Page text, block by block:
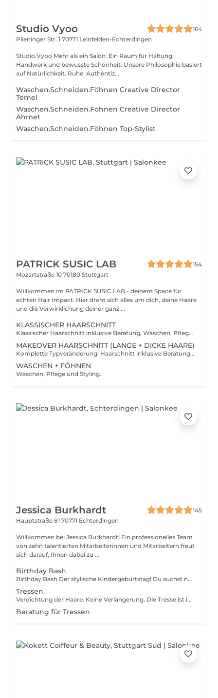
Studio Vyoo
164
Plieninger Str. 1 70771 Leinfelden-Echterdingen
Studio.Vyoo Mehr als ein Salon. Ein Raum für Haltung,
Handwerk und bewusste Schönheit. Unsere Philosophie basiert
auf Natürlichkeit. Ruhe. Authentiz...
Waschen.Schneiden.Föhnen Creative Director
Temel
Waschen.Schneiden.Föhnen Creative Director
Ahmet
Waschen.Schneiden.Föhnen Top-Stylist
PATRICK SUSIC LAB
154
Mozartstraße 10 70180 Stuttgart
Willkommen im PATRICK SUSIC LAB - deinem Space für
echten Hair Impact. Hier dreht sich alles um dich, deine Haare
und die Verwirklichung deiner ganz ...
KLASSISCHER HAARSCHNITT
Klassischer Haarschnitt inklusive Beratung, Waschen, Pflege und Styling.
MAKEOVER HAARSCHNITT (LANGE + DICKE HAARE)
Komplette Typveränderung: Haarschnitt inklusive Beratung, Waschen, Pflege und Styling. Du planst eine komplette Veränderung? Möchtest du von langen auf kurze Haare gehen? Hast du sehr lange Haare? Oder hast du besonders viele oder dicke Haare? Dann buche bitte mich!
WASCHEN + FÖHNEN
Waschen, Pflege und Styling.
Jessica Burkhardt
145
Hauptstraße 81 70771 Echterdingen
Willkommen bei Jessica Burkhardt! Ein professionelles Team
von zehn talentierten Mitarbeiterinnen und Mitarbeitern freut
sich darauf, Ihnen dabei zu ...
Birthday Bash
Birthday Bash Der stylische Kindergeburtstag! Du suchst nach einer besonderen Idee für den nächsten Kindergeburtstag? Bei unserem Birthday Bash feiern Kinder bis 12 Jahre einen unvergesslichen Geburtstag 2 Stunden voller Spaß, Style & Glitzer! Für das Geburtstagskind und 5 Ihrer besten Freunde Hair-Style-Time Die Kinder können sich die Haare stylen lassen ob lockig oder glatt (keine Haarschnitte, oder Blowouts. Kinder kommen mit gewaschenen Haare ). Beauty & Glitzer Nägel lackieren Coole Glitzer-Tattoos Haar Lametta Foto-Spaß garantiert Eine liebevoll aufgebaute Fotowand sorgt für tolle Erinnerungsfotos mit Freundinnen und Freunden. Alles in 2 Stunden voller Action, Lachen und Glamour! Jetzt Termin sichern und den Geburtstag zu etwas ganz Besonderem machen! Bitte beachten Sie das es Nur Samstags Buchbar ist.
Tressen
Verdichtung der Haare. Keine Verlängerung. Die Tresse ist im Preis inbegriffen. Farbanpassungen sind nicht im Preis enthalten. Einen Korrektur Haarschnitt im Trockenen ist mit dabei. Diesen Termin kann nur vereinbart werden wenn vorab ein Beratungstermin gewesen ist. Bitte beachten das bei der Buchung wir eine Anzahlung von 50% verlangen. Bei weiteren Fragen wendet euch an uns.
Beratung für Tressen